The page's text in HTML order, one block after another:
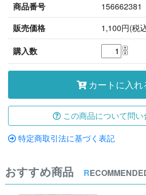
商品番号
156662381
販売価格
1,100円(税
購入数
カートに入れ
この商品について問い
特定商取引法に基づく表記
おすすめ商品 R